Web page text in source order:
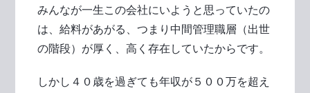
みんなが一生この会社にいようと思っていたの
は、給料があがる、つまり中間管理職層（出世
の階段）が厚く、高く存在していたからです。
しかし４０歳を過ぎても年収が５００万を超え